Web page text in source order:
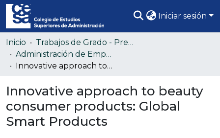
Iniciar sesión
Comunidades
Todo DSpace
Inicio
Trabajos de Grado - Pregrado
Administración de Empresas (Colección confidencial)
Innovative approach to beauty consumer products: Global Smart Products
Innovative approach to beauty
consumer products: Global
Smart Products